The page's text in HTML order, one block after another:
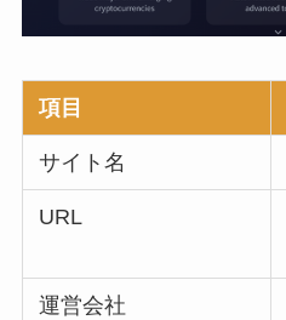
項目
サイト名
URL
運営会社